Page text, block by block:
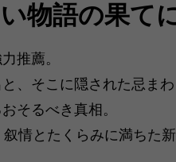
物語の果て
推薦。
、そこに隠された忌まわ
そるべき真相。
情とたくらみに満ちた